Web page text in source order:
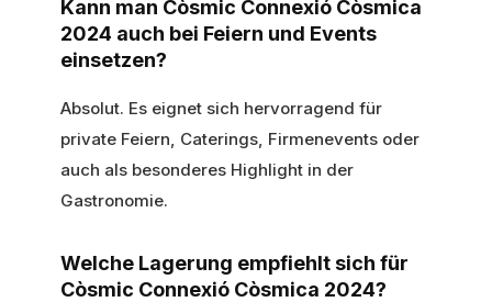
Kann man Còsmic Connexió Còsmica
2024 auch bei Feiern und Events
einsetzen?
Absolut. Es eignet sich hervorragend für
private Feiern, Caterings, Firmenevents oder
auch als besonderes Highlight in der
Gastronomie.
Welche Lagerung empfiehlt sich für
Còsmic Connexió Còsmica 2024?